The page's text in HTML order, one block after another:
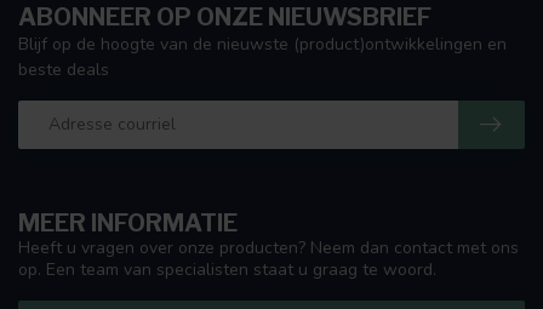
MEER INFORMATIE
Heeft u vragen over onze producten? Neem dan contact met ons
op. Een team van specialisten staat u graag te woord.
ABONNEER OP ONZE NIEUWSBRIEF
Blijf op de hoogte van de nieuwste (product)ontwikkelingen en
beste deals